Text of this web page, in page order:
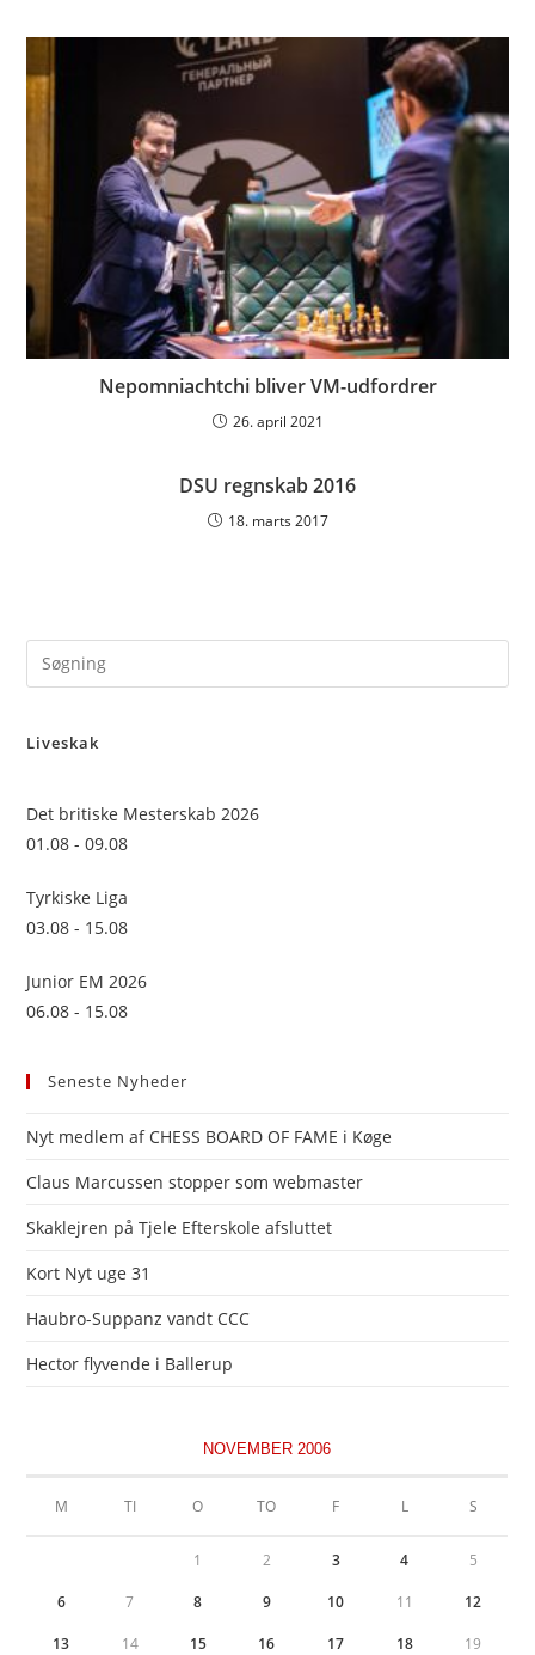
Nepomniachtchi bliver VM-udfordrer
26. april 2021
DSU regnskab 2016
18. marts 2017
Liveskak
Det britiske Mesterskab 2026
01.08 - 09.08
Tyrkiske Liga
03.08 - 15.08
Junior EM 2026
06.08 - 15.08
Seneste Nyheder
Nyt medlem af CHESS BOARD OF FAME i Køge
Claus Marcussen stopper som webmaster
Skaklejren på Tjele Efterskole afsluttet
Kort Nyt uge 31
Haubro-Suppanz vandt CCC
Hector flyvende i Ballerup
NOVEMBER 2006
M TI O TO F L S
1 2 3 4 5
6 7 8 9 10 11 12
13 14 15 16 17 18 19